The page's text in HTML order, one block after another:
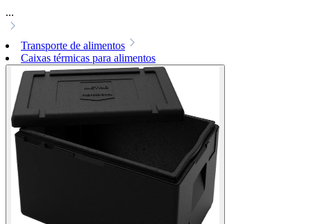
...
Transporte de alimentos
Caixas térmicas para alimentos